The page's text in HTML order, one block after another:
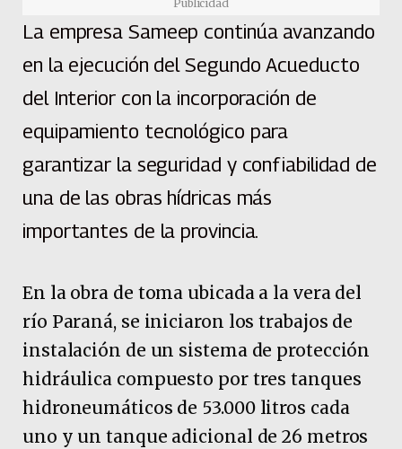
Publicidad
La empresa Sameep continúa avanzando
en la ejecución del Segundo Acueducto
del Interior con la incorporación de
equipamiento tecnológico para
garantizar la seguridad y confiabilidad de
una de las obras hídricas más
importantes de la provincia.
En la obra de toma ubicada a la vera del
río Paraná, se iniciaron los trabajos de
instalación de un sistema de protección
hidráulica compuesto por tres tanques
hidroneumáticos de 53.000 litros cada
uno y un tanque adicional de 26 metros